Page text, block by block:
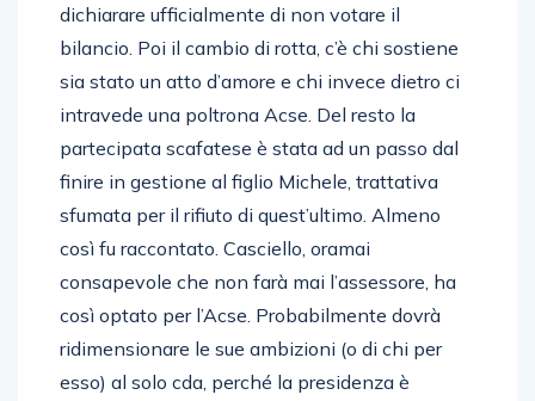
dichiarare ufficialmente di non votare il
bilancio. Poi il cambio di rotta, c’è chi sostiene
sia stato un atto d’amore e chi invece dietro ci
intravede una poltrona Acse. Del resto la
partecipata scafatese è stata ad un passo dal
finire in gestione al figlio Michele, trattativa
sfumata per il rifiuto di quest’ultimo. Almeno
così fu raccontato. Casciello, oramai
consapevole che non farà mai l’assessore, ha
così optato per l’Acse. Probabilmente dovrà
ridimensionare le sue ambizioni (o di chi per
esso) al solo cda, perché la presidenza è